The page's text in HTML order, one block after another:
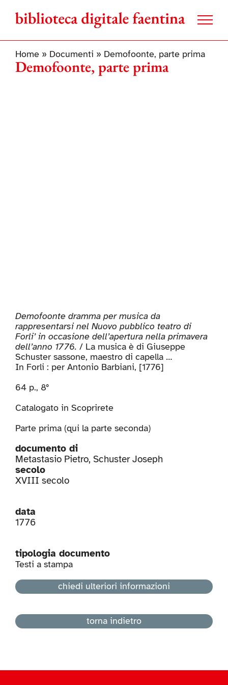
contenuto
Home» Documenti » Demofoonte, parte prima
Demofoonte, parte prima
Demofoonte dramma per musica da
rappresentarsi nel Nuovo pubblico teatro di
Forli’ in occasione dell’apertura nella primavera
dell’anno 1776. / La musica è di Giuseppe
Schuster sassone, maestro di capella …
In Forli : per Antonio Barbiani, [1776]
64 p., 8°
Catalogato in Scoprirete
Parte prima (qui la parte seconda)
documento di
Metastasio Pietro, Schuster Joseph
secolo
XVIII secolo
data
1776
tipologia documento
Testi a stampa
chiedi ulteriori informazioni
torna indietro